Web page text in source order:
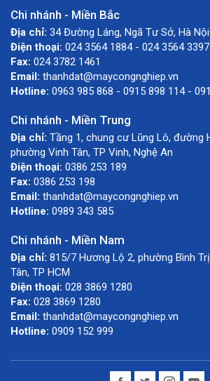
Chi nhánh - Miền Bắc
Địa chỉ: 34 Đường Láng, Ngã Tư Sở, Hà Nội
Điện thoại: 024 3564 1884 - 024 3564 3397
Fax: 024 3782 1461
Email: thanhdat@maycongnghiep.vn
Hotline: 0963 985 868 - 0915 898 114 -
Chi nhánh - Miền Trung
Địa chỉ: Tầng 1, chung cư Lũng Lô, đường
phường Vinh Tân, TP Vinh, Nghệ An
Điện thoại: 0386 253 189
Fax: 0386 253 198
Email: thanhdat@maycongnghiep.vn
Hotline: 0989 343 585
Chi nhánh - Miền Nam
Địa chỉ: 815/7 Hương Lộ 2, phường Bình
Tân, TP HCM
Điện thoại: 028 3869 1280
Fax: 028 3869 1280
Email: thanhdat@maycongnghiep.vn
Hotline: 0909 152 999